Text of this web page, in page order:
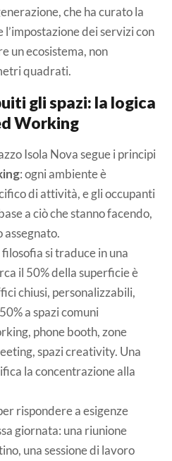
che ha curato la
dei servizi con
un ecosistema, non
quadrati.
gli spazi: la logica
Working
Isola Nova segue i principi
: ogni ambiente è
di attività, e gli occupanti
a ciò che stanno facendo,
assegnato.
si traduce in una
il 50% della superficie è
chiusi, personalizzabili,
a spazi comuni
phone booth, zone
spazi creativity. Una
la concentrazione alla
rispondere a esigenze
giornata: una riunione
una sessione di lavoro